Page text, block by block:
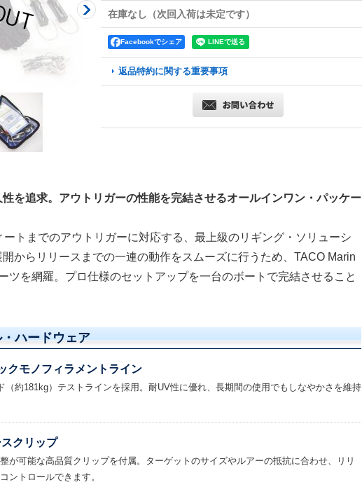
在庫なし（次回入荷は未定です）
Facebookでシェア
返品特約に関する重要事項
を追求。アウトリガーの性能を完結させるオールインワン・パッケー
トまでのアウトリガーに対応する、最上級のリギング・ソリューシ
開からリリースまでの一連の動作をスムーズに行うため、TACO Marin
ツを網羅。プロ仕様のセットアップを一台のボートで完結させること
ハードウェア
クモノフィラメントライン
（約181kg）テストラインを採用。耐UV性に優れ、長期間の使用でもしなやかさを維持
クリップ
が可能な高品質クリップを付属。ターゲットのサイズやルアーの抵抗に合わせ、リリ
ントロールできます。